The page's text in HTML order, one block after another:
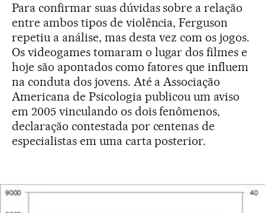
Para confirmar suas dúvidas sobre a relação
entre ambos tipos de violência, Ferguson
repetiu a análise, mas desta vez com os jogos.
Os videogames tomaram o lugar dos filmes e
hoje são apontados como fatores que influem
na conduta dos jovens. Até a Associação
Americana de Psicologia publicou um aviso
em 2005 vinculando os dois fenômenos,
declaração contestada por centenas de
especialistas em uma carta posterior.